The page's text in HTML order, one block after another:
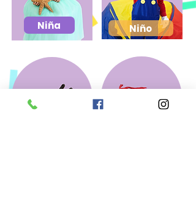
Accesorios Niño
Niña